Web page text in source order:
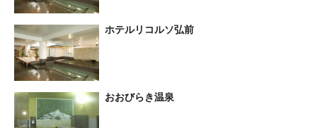
ホテルリコルソ弘前
おおびらき温泉